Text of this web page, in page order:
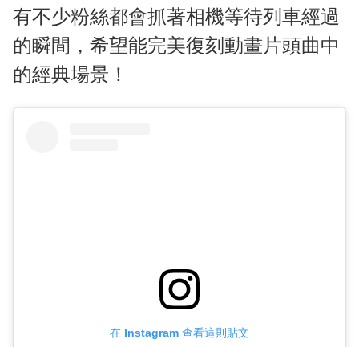
有不少粉絲都會抓著相機等待列車經過
的瞬間，希望能完美復刻動畫片頭曲中
的經典場景！
在 Instagram 查看這則貼文